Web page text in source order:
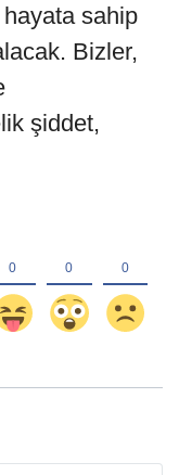
hayata sahip
Bizler,
şiddet,